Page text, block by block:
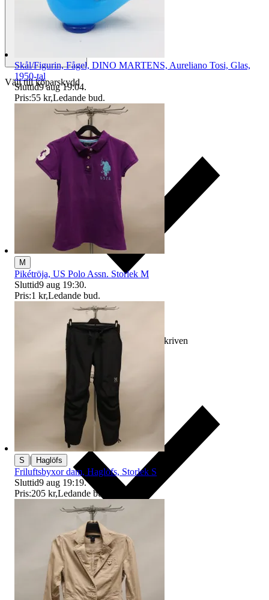
Välj till köparskydd
Ersättning om varan inte är som beskriven
Ersättning om du inte får din vara
Skål/Figurin, Fågel, DINO MARTENS, Aureliano Tosi, Glas,
1950-tal
Sluttid9 aug 19:04.
Pris:55 kr,Ledande bud.
M
Pikétröja, US Polo Assn. Storlek M
Sluttid9 aug 19:30.
Pris:1 kr,Ledande bud.
S | Haglöfs
Friluftsbyxor dam, Haglöfs, Storlek S
Sluttid9 aug 19:19.
Pris:205 kr,Ledande bud